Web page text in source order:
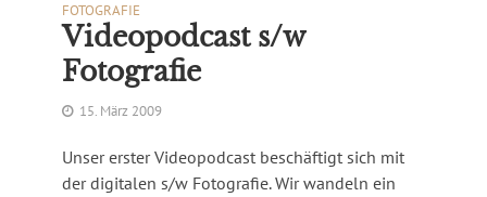
FOTOGRAFIE
Videopodcast s/w
Fotografie
15. März 2009
Unser erster Videopodcast beschäftigt sich mit
der digitalen s/w Fotografie. Wir wandeln ein